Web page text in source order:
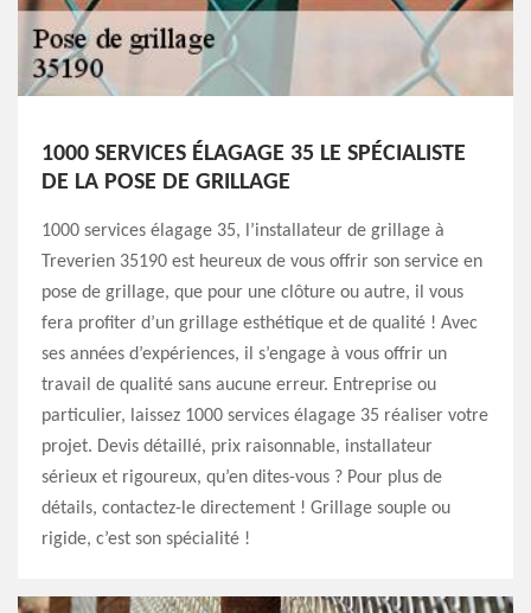
1000 SERVICES ÉLAGAGE 35 LE SPÉCIALISTE
DE LA POSE DE GRILLAGE
1000 services élagage 35, l’installateur de grillage à
Treverien 35190 est heureux de vous offrir son service en
pose de grillage, que pour une clôture ou autre, il vous
fera profiter d’un grillage esthétique et de qualité ! Avec
ses années d’expériences, il s’engage à vous offrir un
travail de qualité sans aucune erreur. Entreprise ou
particulier, laissez 1000 services élagage 35 réaliser votre
projet. Devis détaillé, prix raisonnable, installateur
sérieux et rigoureux, qu’en dites-vous ? Pour plus de
détails, contactez-le directement ! Grillage souple ou
rigide, c’est son spécialité !